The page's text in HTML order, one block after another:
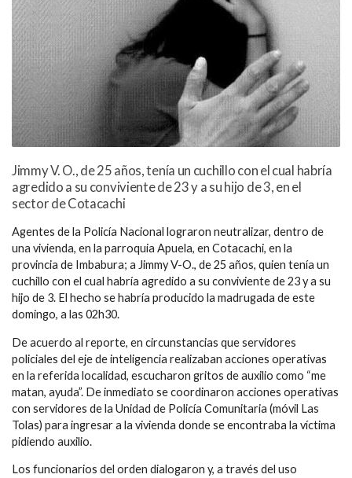
Jimmy V. O., de 25 años, tenía un cuchillo con el cual habría
agredido a su conviviente de 23 y a su hijo de 3, en el
sector de Cotacachi
Agentes de la Policía Nacional lograron neutralizar, dentro de
una vivienda, en la parroquia Apuela, en Cotacachi, en la
provincia de Imbabura; a Jimmy V-O., de 25 años, quien tenía un
cuchillo con el cual habría agredido a su conviviente de 23 y a su
hijo de 3. El hecho se habría producido la madrugada de este
domingo, a las 02h30.
De acuerdo al reporte, en circunstancias que servidores
policiales del eje de inteligencia realizaban acciones operativas
en la referida localidad, escucharon gritos de auxilio como “me
matan, ayuda”. De inmediato se coordinaron acciones operativas
con servidores de la Unidad de Policía Comunitaria (móvil Las
Tolas) para ingresar a la vivienda donde se encontraba la víctima
pidiendo auxilio.
Los funcionarios del orden dialogaron y, a través del uso